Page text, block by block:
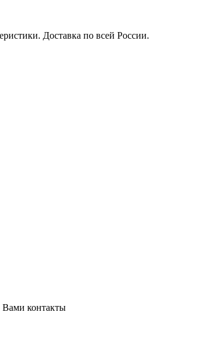
Доставка по всей России.
Вами контакты